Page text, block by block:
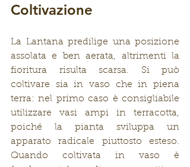
Coltivazione
La Lantana predilige una posizione
assolata e ben aerata, altrimenti la
fioritura risulta scarsa. Si può
coltivare sia in vaso che in piena
terra: nel primo caso è consigliabile
utilizzare vasi ampi in terracotta,
poiché la pianta sviluppa un
apparato radicale piuttosto esteso.
Quando coltivata in vaso è